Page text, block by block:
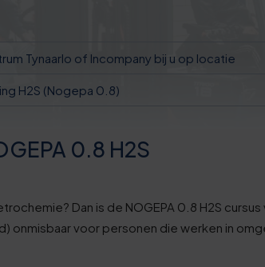
Tynaarlo of Incompany bij u op locatie
H2S (Nogepa 0.8)
0.8 H2S
Dan is de NOGEPA 0.8 H2S cursus
onmisbaar voor personen die werken in